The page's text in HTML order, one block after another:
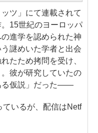
ツ」にて連載されて
15世紀のヨーロッパ
進学を認められた神
謎めいた学者と出会
たため拷問を受け、
彼が研究していたの
る仮説」だった——
いるが、配信はNetf